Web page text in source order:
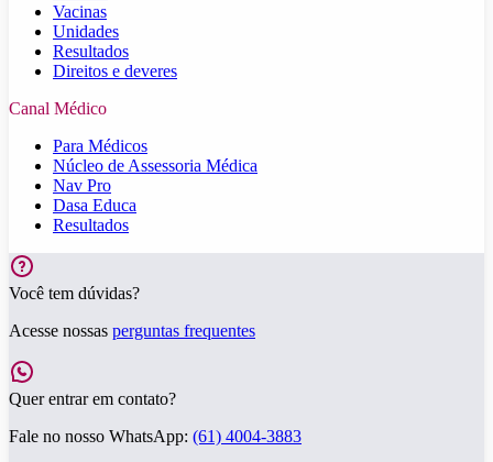
Vacinas
Unidades
Resultados
Direitos e deveres
Canal Médico
Para Médicos
Núcleo de Assessoria Médica
Nav Pro
Dasa Educa
Resultados
Você tem dúvidas?
Acesse nossas perguntas frequentes
Quer entrar em contato?
Fale no nosso WhatsApp: (61) 4004-3883